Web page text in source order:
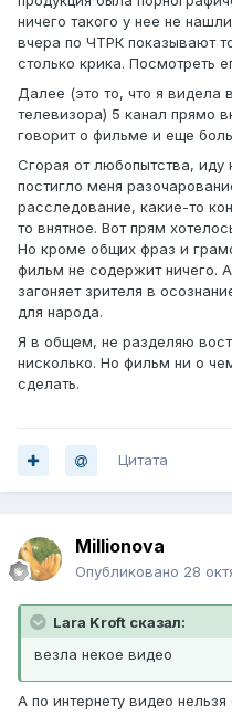
ничего такого у нее не
вчера по ЧТРК показывают
столько крика. Посмотреть
Далее (это то, что я видела
телевизора) 5 канал прямо
говорит о фильме и еще
Сгорая от любопытства, иду
постигло меня
расследование, какие-то
то внятное. Вот прям
Но кроме общих фраз и
фильм не содержит ничего.
загоняет зрителя в
для народа.
Я в общем, не разделяю
нисколько. Но фильм ни о
сделать.
Цитата
Millionova
Опубликовано 28
Lara Kroft сказал:
везла некое видео
А по интернету видео нельзя